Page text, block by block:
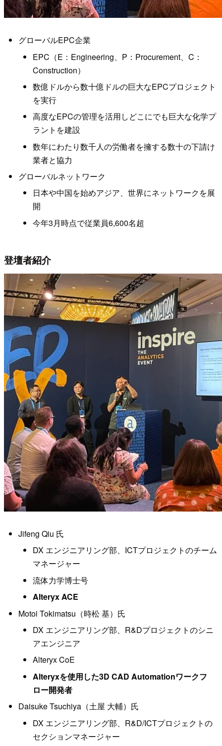
グローバルEPC企業
EPC（E：Engineering、P：Procurement、C：
Construction）
数億ドルから数十億ドルの巨大なEPCプロジェクト
を実行
高度なEPCの管理を活用しどこにでも巨大な化学プ
ラントを建設
数年にわたり数千人の労働者を擁する数十の下請け
業者と協力
グローバルネットワーク
日本や中国を始めアジア、世界にネットワークを展
開
今年3月時点で従業員6,600名超
登壇者紹介
Jifeng Qiu 氏
DX エンジニアリング部、ICTプロジェクトのチーム
マネージャー
流体力学博士号
Alteryx ACE
Motoi Tokimatsu（時松 基）氏
DX エンジニアリング部、R&Dプロジェクトのシニ
アエンジニア
Alteryx CoE
Alteryxを使用した3D CAD Automationワークフ
ロー開発者
Daisuke Tsuchiya（土屋 大輔）氏
DX エンジニアリング部、R&D/ICTプロジェクトの
セクションマネージャー